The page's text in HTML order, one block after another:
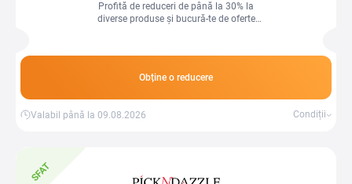
Profită de reduceri de până la 30% la
diverse produse și bucură-te de oferte
Obține o reducere
Valabil până la 09.08.2026 Condiții
SFAT